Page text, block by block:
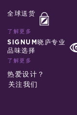
全球送货
了解更多
SIGNUM晓庐专业
品味选择
了解更多
热爱设计？
关注我们